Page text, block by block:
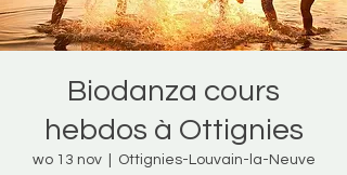
Biodanza cours
hebdos à Ottignies
wo 13 nov
  |
Ottignies-Louvain-la-Neuve